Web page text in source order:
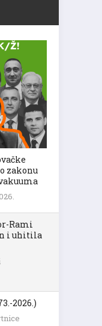
zakonu
Rami
i uhitila
2026.)